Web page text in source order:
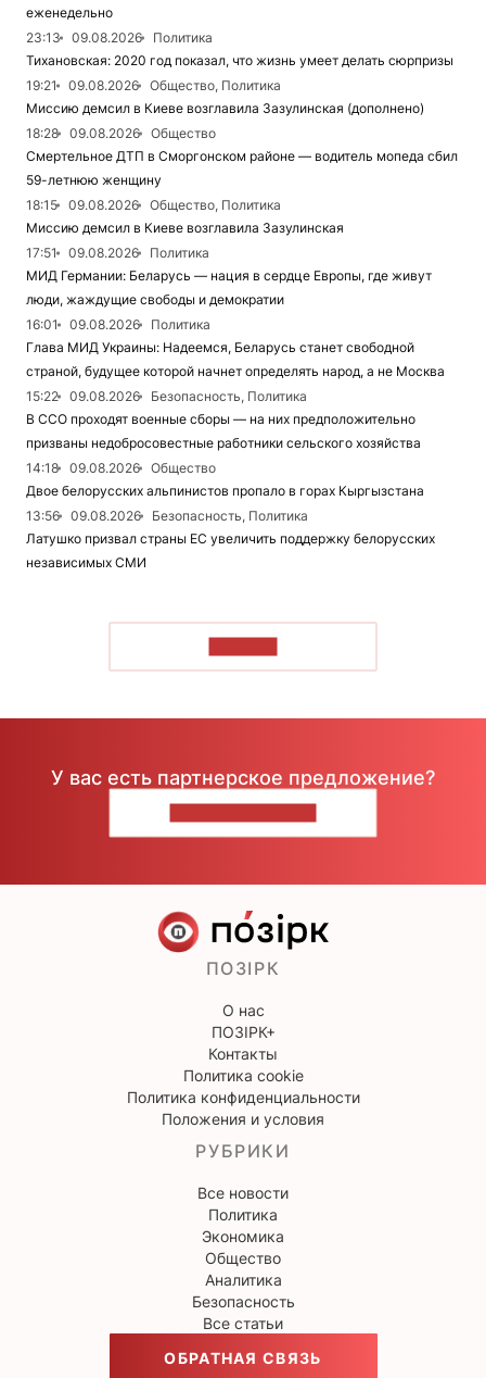
еженедельно
23:13
09.08.2026
Политика
Тихановская: 2020 год показал, что жизнь умеет делать сюрпризы
19:21
09.08.2026
Общество, Политика
Миссию демсил в Киеве возглавила Зазулинская (дополнено)
18:28
09.08.2026
Общество
Смертельное ДТП в Сморгонском районе — водитель мопеда сбил
59-летнюю женщину
18:15
09.08.2026
Общество, Политика
Миссию демсил в Киеве возглавила Зазулинская
17:51
09.08.2026
Политика
МИД Германии: Беларусь — нация в сердце Европы, где живут
люди, жаждущие свободы и демократии
16:01
09.08.2026
Политика
Глава МИД Украины: Надеемся, Беларусь станет свободной
страной, будущее которой начнет определять народ, а не Москва
15:22
09.08.2026
Безопасность, Политика
В ССО проходят военные сборы — на них предположительно
призваны недобросовестные работники сельского хозяйства
14:18
09.08.2026
Общество
Двое белорусских альпинистов пропало в горах Кыргызстана
13:56
09.08.2026
Безопасность, Политика
Латушко призвал страны ЕС увеличить поддержку белорусских
независимых СМИ
У вас есть партнерское предложение?
ПОЗІРК
О нас
ПОЗІРК+
Контакты
Политика cookie
Политика конфиденциальности
Положения и условия
РУБРИКИ
Все новости
Политика
Экономика
Общество
Аналитика
Безопасность
Все статьи
ОБРАТНАЯ СВЯЗЬ